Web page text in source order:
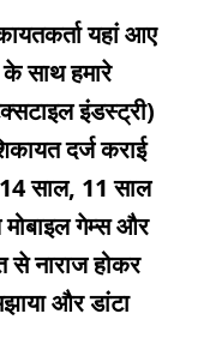
यहां आए
साथ हमारे
इंडस्ट्री)
दर्ज कराई
साल, 11 साल
गेम्स और
से नाराज होकर
और डांटा